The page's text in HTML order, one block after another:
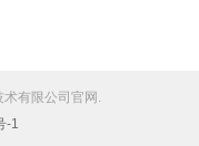
有限公司官网.
-1